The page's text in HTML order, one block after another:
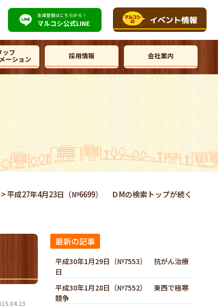
友達登録はこちらから！
マルコシ公式LINE
ッフ
ーション 採用情報 会社案内
>平成27年4月23日（№6699） ＤМの検索トップが続く
最新の記事
平成30年1月29日（№7553） 抗がん治療
日
平成30年1月28日（№7552） 東西で極寒
競争